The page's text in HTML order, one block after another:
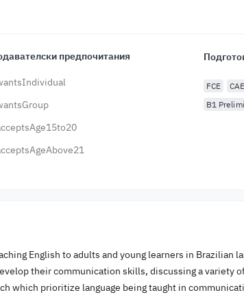
предпочитания
FCE CAE
B1
English to adults and young learners in Brazilian
their communication skills, discussing a variety
which prioritize language being taught in